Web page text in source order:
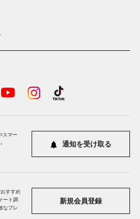
スマー
通知を受け取る
すすめ
ート調
なプレ
新規会員登録